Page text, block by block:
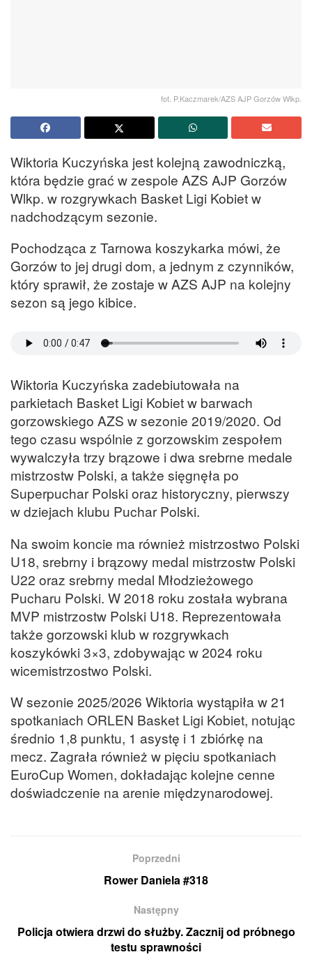
fot. P.Kaczmarek/AZS AJP Gorzów Wlkp.
Wiktoria Kuczyńska jest kolejną zawodniczką,
która będzie grać w zespole AZS AJP Gorzów
Wlkp. w rozgrywkach Basket Ligi Kobiet w
nadchodzącym sezonie.
Pochodząca z Tarnowa koszykarka mówi, że
Gorzów to jej drugi dom, a jednym z czynników,
który sprawił, że zostaje w AZS AJP na kolejny
sezon są jego kibice.
Wiktoria Kuczyńska zadebiutowała na
parkietach Basket Ligi Kobiet w barwach
gorzowskiego AZS w sezonie 2019/2020. Od
tego czasu wspólnie z gorzowskim zespołem
wywalczyła trzy brązowe i dwa srebrne medale
mistrzostw Polski, a także sięgnęła po
Superpuchar Polski oraz historyczny, pierwszy
w dziejach klubu Puchar Polski.
Na swoim koncie ma również mistrzostwo Polski
U18, srebrny i brązowy medal mistrzostw Polski
U22 oraz srebrny medal Młodzieżowego
Pucharu Polski. W 2018 roku została wybrana
MVP mistrzostw Polski U18. Reprezentowała
także gorzowski klub w rozgrywkach
koszykówki 3×3, zdobywając w 2024 roku
wicemistrzostwo Polski.
W sezonie 2025/2026 Wiktoria wystąpiła w 21
spotkaniach ORLEN Basket Ligi Kobiet, notując
średnio 1,8 punktu, 1 asystę i 1 zbiórkę na
mecz. Zagrała również w pięciu spotkaniach
EuroCup Women, dokładając kolejne cenne
doświadczenie na arenie międzynarodowej.
Poprzedni
Rower Daniela #318
Następny
Policja otwiera drzwi do służby. Zacznij od próbnego
testu sprawności